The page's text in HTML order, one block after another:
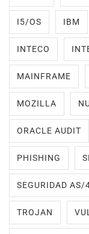
I5/OS IBM
INTECO
MAINFRAME
MOZILLA
ORACLE AUDIT
PHISHING
SEGURIDAD AS/
TROJAN